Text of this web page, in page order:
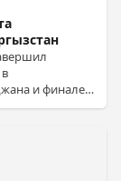
и финале